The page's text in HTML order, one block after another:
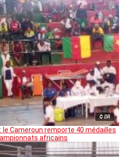
© DR
le Cameroun remporte 40 médailles
africains